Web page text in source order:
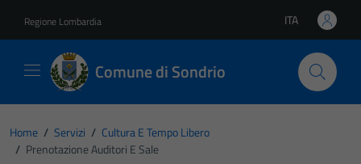
Regione Lombardia Lingua attiva:
ITA
Comune di Sondrio
Home / Servizi / Cultura E Tempo Libero
/ Prenotazione Auditori E Sale